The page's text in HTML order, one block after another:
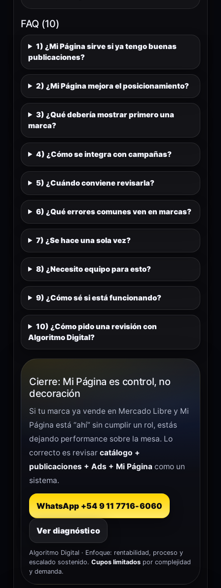
FAQ (10)
1) ¿Mi Página sirve si ya tengo buenas
publicaciones?
2) ¿Mi Página mejora el posicionamiento?
3) ¿Qué debería mostrar primero una
marca?
4) ¿Cómo se integra con campañas?
5) ¿Cuándo conviene revisarla?
6) ¿Qué errores comunes ven en marcas?
7) ¿Se hace una sola vez?
8) ¿Necesito equipo para esto?
9) ¿Cómo sé si está funcionando?
10) ¿Cómo pido una revisión con
Algoritmo Digital?
Cierre: Mi Página es control, no
decoración
Si tu marca ya vende en Mercado Libre y Mi
Página está “ahí” sin cumplir un rol, estás
dejando performance sobre la mesa. Lo
correcto es revisar catálogo +
publicaciones + Ads + Mi Página como un
sistema.
WhatsApp +54 9 11 7716-6060
Ver diagnóstico
Algoritmo Digital · Enfoque: rentabilidad, proceso y
escalado sostenido. Cupos limitados por complejidad
y demanda.